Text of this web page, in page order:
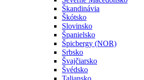
Škandinávia
Škótsko
Slovinsko
Španielsko
Špicbergy (NOR)
Srbsko
Švajčiarsko
Švédsko
Taliansko